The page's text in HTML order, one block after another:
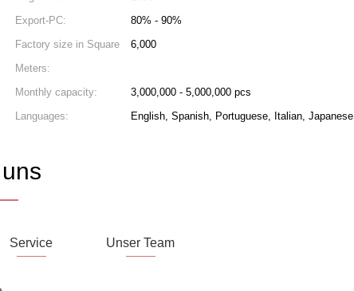
Export-PC:
80% - 90%
Factory size in Square
Meters:
6,000
Monthly capacity:
3,000,000 - 5,000,000 pcs
Languages:
English, Spanish, Portuguese, Italian, Japanese
Service Unser Team